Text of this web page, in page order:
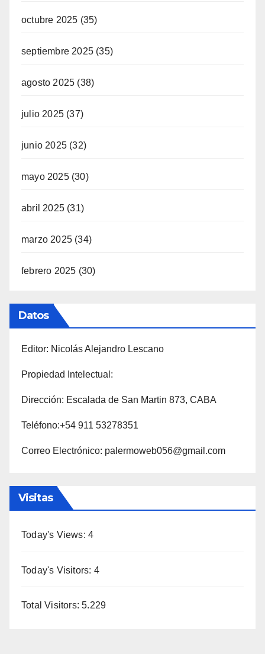
octubre 2025 (35)
septiembre 2025 (35)
agosto 2025 (38)
julio 2025 (37)
junio 2025 (32)
mayo 2025(30)
abril 2025 (31)
marzo 2025 (34)
febrero 2025 (30)
Datos
Editor: Nicolás Alejandro Lescano
Propiedad Intelectual:
Dirección: Escalada de San Martin 873, CABA
Teléfono:+54 911 53278351
Correo Electrónico: palermoweb056@gmail.com
Visitas
Today's Views: 4
Today's Visitors: 4
Total Visitors:5.229